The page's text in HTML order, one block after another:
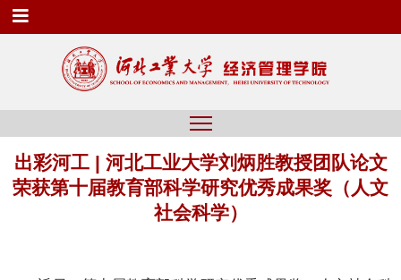
出彩河工 | 河北工业大学刘炳胜教授团队论文
荣获第十届教育部科学研究优秀成果奖（人文
社会科学）